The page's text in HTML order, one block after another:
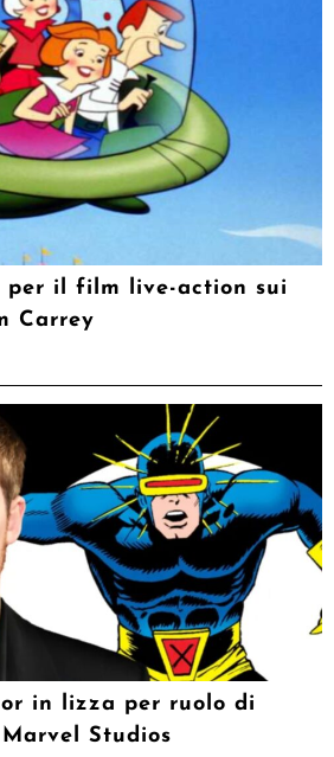
per il film live-action sui
Carrey
in lizza per ruolo di
Studios